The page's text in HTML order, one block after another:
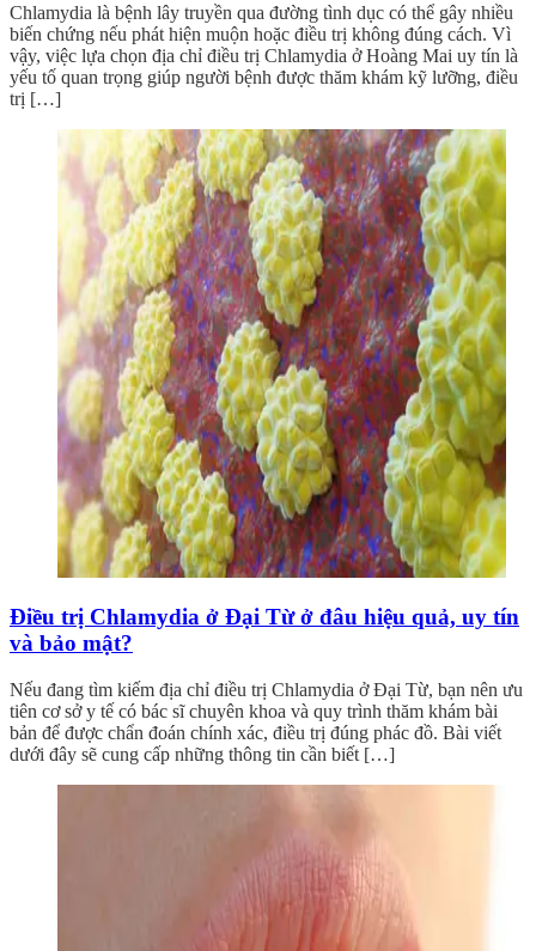
Chlamydia là bệnh lây truyền qua đường tình dục có thể gây nhiều
biến chứng nếu phát hiện muộn hoặc điều trị không đúng cách. Vì
vậy, việc lựa chọn địa chỉ điều trị Chlamydia ở Hoàng Mai uy tín là
yếu tố quan trọng giúp người bệnh được thăm khám kỹ lưỡng, điều
trị […]
Điều trị Chlamydia ở Đại Từ ở đâu hiệu quả, uy tín
và bảo mật?
Nếu đang tìm kiếm địa chỉ điều trị Chlamydia ở Đại Từ, bạn nên ưu
tiên cơ sở y tế có bác sĩ chuyên khoa và quy trình thăm khám bài
bản để được chẩn đoán chính xác, điều trị đúng phác đồ. Bài viết
dưới đây sẽ cung cấp những thông tin cần biết […]